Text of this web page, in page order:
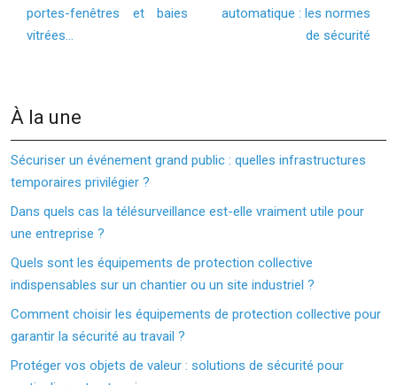
portes-fenêtres et baies
vitrées…
automatique : les normes
de sécurité
À la une
Sécuriser un événement grand public : quelles infrastructures
temporaires privilégier ?
Dans quels cas la télésurveillance est-elle vraiment utile pour
une entreprise ?
Quels sont les équipements de protection collective
indispensables sur un chantier ou un site industriel ?
Comment choisir les équipements de protection collective pour
garantir la sécurité au travail ?
Protéger vos objets de valeur : solutions de sécurité pour